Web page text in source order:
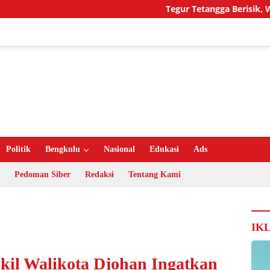
Tegur Tetangga Berisik, Warga
Politik Bengkulu Nasional Edukasi Ads
Pedoman Siber Redaksi Tentang Kami
Walikota Djohan Ingatkan